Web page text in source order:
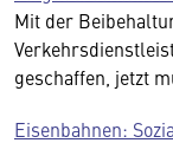
Mit der
geschaffen, jetzt
Eisenbahnen: